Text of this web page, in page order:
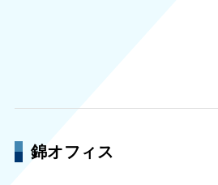
錦オフィス